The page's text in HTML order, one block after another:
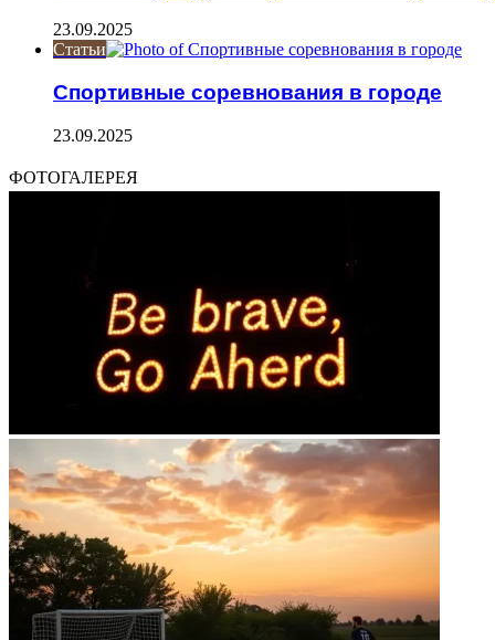
23.09.2025
Статьи
Спортивные соревнования в городе
23.09.2025
ФОТОГАЛЕРЕЯ